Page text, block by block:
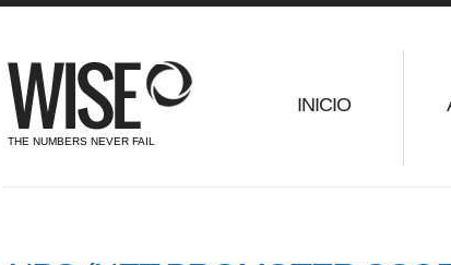
THE NUMBERS NEVER FAIL
INICIO